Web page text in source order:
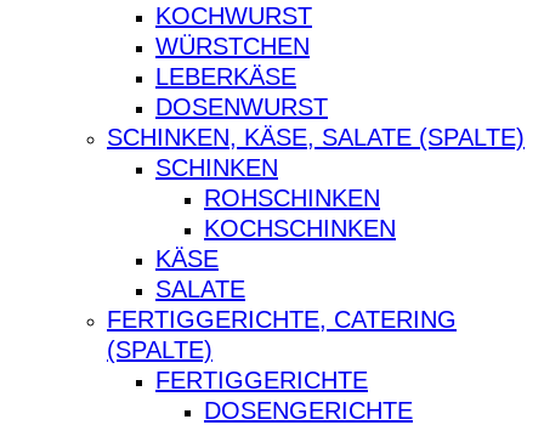
KOCHWURST
WÜRSTCHEN
LEBERKÄSE
DOSENWURST
SCHINKEN, KÄSE, SALATE (SPALTE)
SCHINKEN
ROHSCHINKEN
KOCHSCHINKEN
KÄSE
SALATE
FERTIGGERICHTE, CATERING
(SPALTE)
FERTIGGERICHTE
DOSENGERICHTE